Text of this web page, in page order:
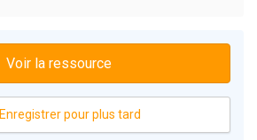
Voir la ressource
Enregistrer pour plus tard